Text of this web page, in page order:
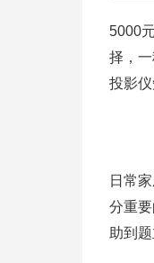
5000
择，
投影
日常
分重
助到题